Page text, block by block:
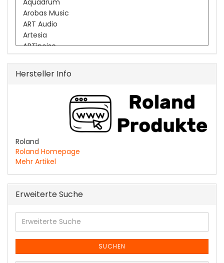
Hersteller Info
Roland
Roland Homepage
Mehr Artikel
Erweiterte Suche
Erweiterte
Suche
SUCHEN